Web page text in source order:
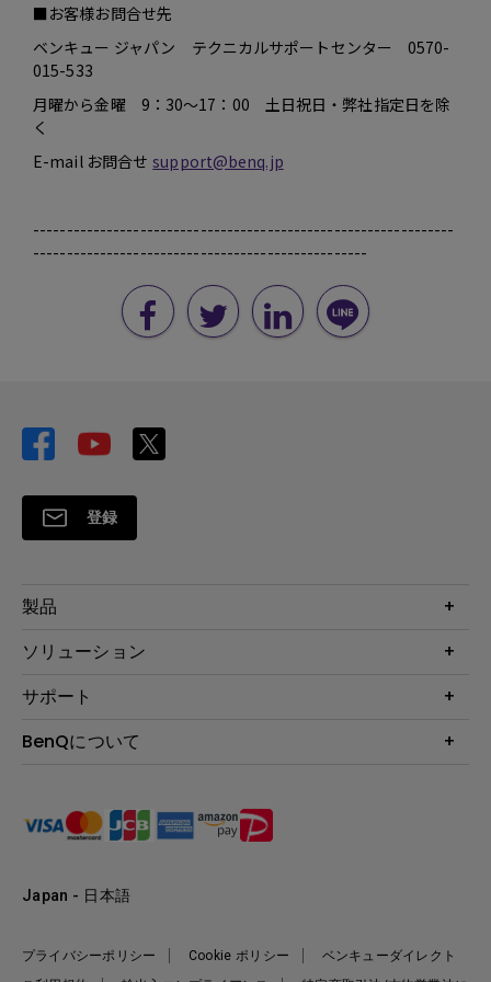
■お客様お問合せ先
ベンキュー ジャパン テクニカルサポートセンター 0570-
015-533
月曜から金曜 9：30～17：00 土日祝日・弊社指定日を除
く
E-mail お問合せsupport@benq.jp
---------------------------------------------------------------
--------------------------------------------------
登録
製品
プロジェクター
照明
Webカメラ
ソリューション
ビジネス向け
知識ページ
AQCOLOR
e-Sports
サポート
サポート
製品保守サービス終了のご案内
BenQについて
リーダーシップ
ニュース
プライバシーポリシー Cookie ポリシー
ベンキューダイレクト
Japan - 日本語